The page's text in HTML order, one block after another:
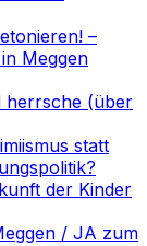
–
Meggen
herrsche (über
statt
der Kinder
/ JA zum